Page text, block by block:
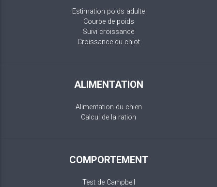
Estimation poids adulte
Courbe de poids
Suivi croissance
Croissance du chiot
ALIMENTATION
Alimentation du chien
Calcul de la ration
COMPORTEMENT
Test de Campbell